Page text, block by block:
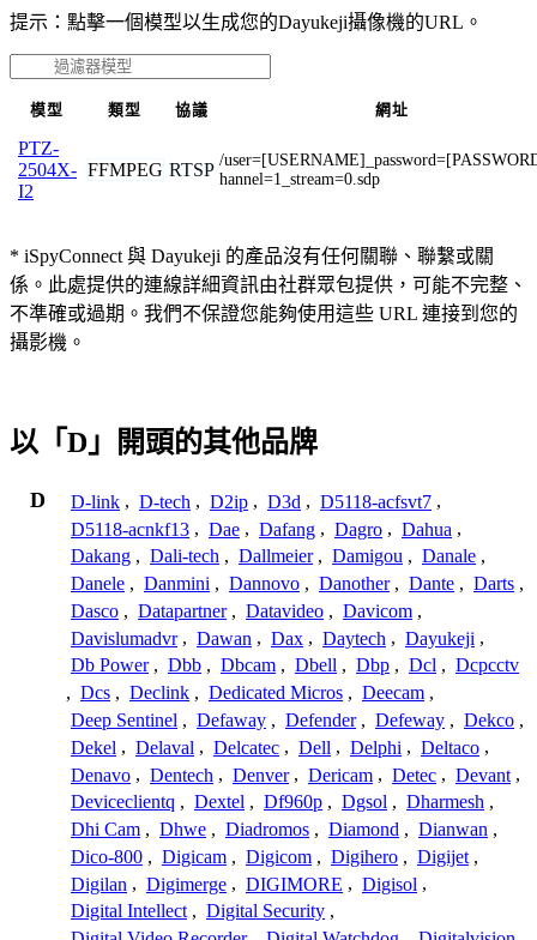
提示：點擊一個模型以生成您的Dayukeji攝像機的URL。
模型 類型 協議 網址
PTZ-
2504X-
I2
FFMPEG RTSP /
hannel=1_stream=0.sdp
* iSpyConnect 與 Dayukeji 的產品沒有任何關聯、聯繫或關
係。此處提供的連線詳細資訊由社群眾包提供，可能不完整、
不準確或過期。我們不保證您能夠使用這些 URL 連接到您的
攝影機。
以「D」開頭的其他品牌
D D-link , D-tech , D2ip , D3d , D5118-acfsvt7 ,
D5118-acnkf13 , Dae , Dafang , Dagro , Dahua ,
Dakang , Dali-tech , Dallmeier , Damigou , Danale ,
Danele , Danmini , Dannovo , Danother , Dante , Darts ,
Dasco , Datapartner , Datavideo , Davicom ,
Davislumadvr , Dawan , Dax , Daytech , Dayukeji ,
Db Power , Dbb , Dbcam , Dbell , Dbp , Dcl , Dcpcctv
, Dcs , Declink , Dedicated Micros , Deecam ,
Deep Sentinel , Defaway , Defender , Defeway , Dekco ,
Dekel , Delaval , Delcatec , Dell , Delphi , Deltaco ,
Denavo , Dentech , Denver , Dericam , Detec , Devant ,
Deviceclientq , Dextel , Df960p , Dgsol , Dharmesh ,
Dhi Cam , Dhwe , Diadromos , Diamond , Dianwan ,
Dico-800 , Digicam , Digicom , Digihero , Digijet ,
Digilan , Digimerge , DIGIMORE , Digisol ,
Digital Intellect , Digital Security ,